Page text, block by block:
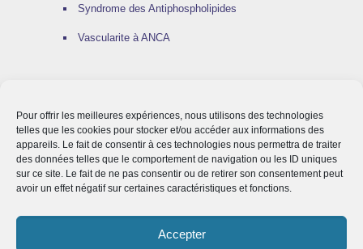
Pour offrir les meilleures expériences, nous utilisons des technologies
telles que les cookies pour stocker et/ou accéder aux informations des
appareils. Le fait de consentir à ces technologies nous permettra de traiter
des données telles que le comportement de navigation ou les ID uniques
sur ce site. Le fait de ne pas consentir ou de retirer son consentement peut
avoir un effet négatif sur certaines caractéristiques et fonctions.
Accepter
Syndrome des Antiphospholipides
Vascularite à ANCA
LA RECHERCHE
Protocoles thérapeutiques en cours
Laboratoire de recherche